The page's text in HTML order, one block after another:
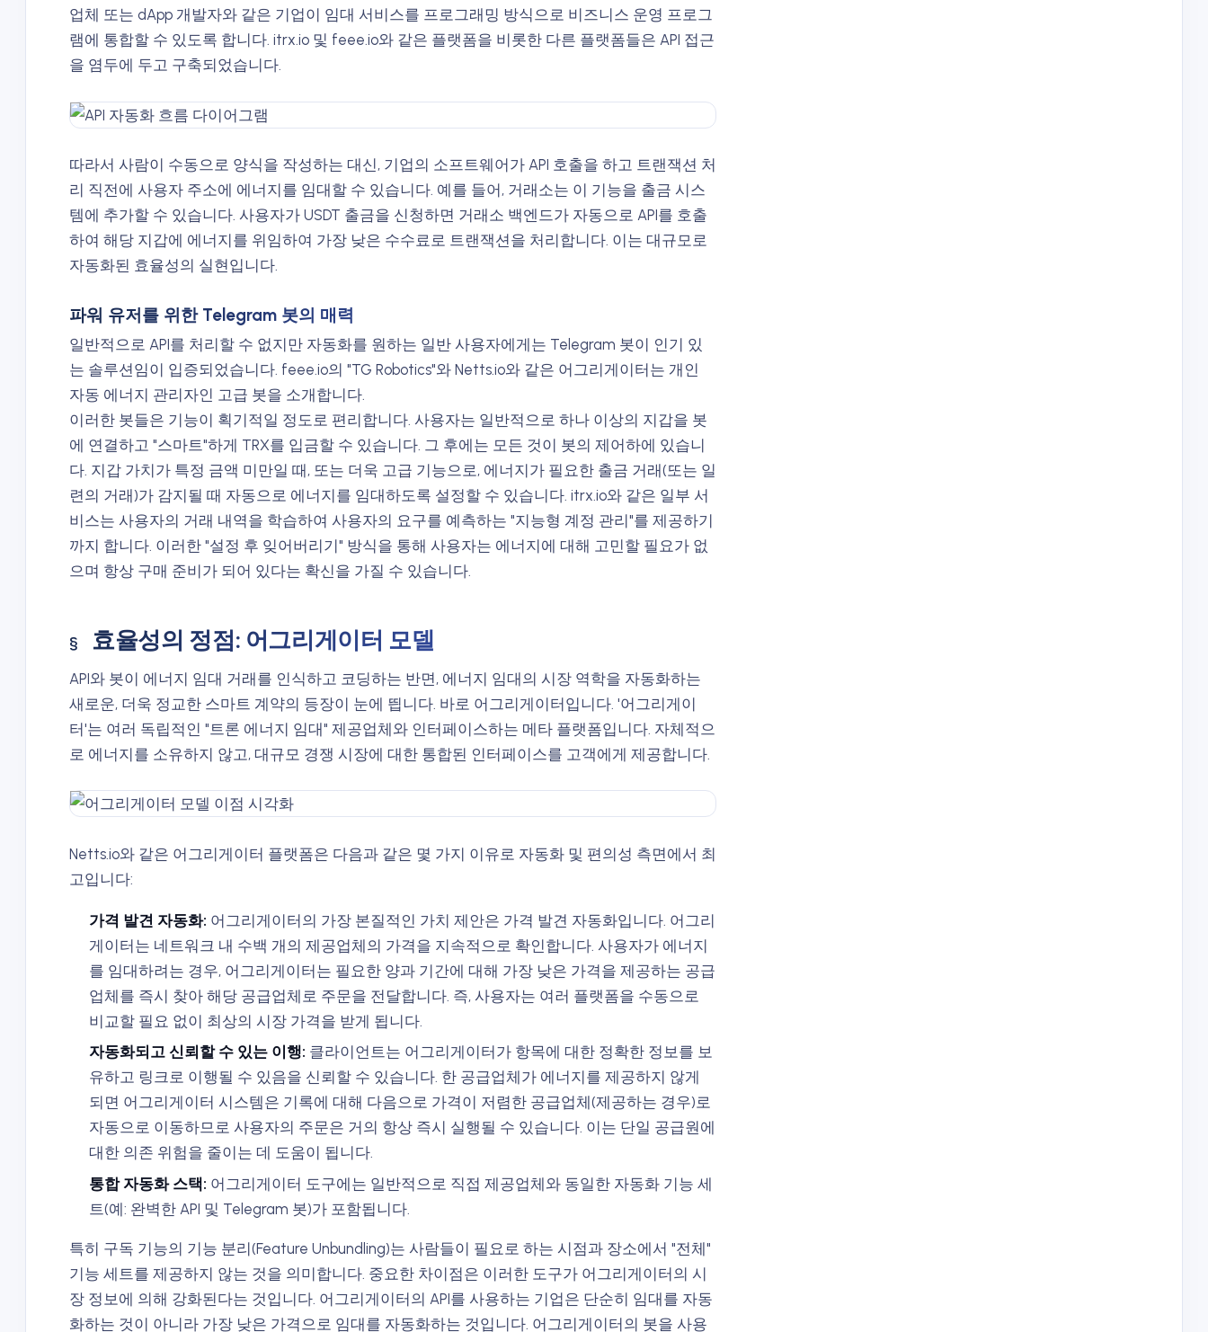
업체 또는 dApp 개발자와 같은 기업이 임대 서비스를 프로그래밍 방식으로 비즈니스 운영 프로그
램에 통합할 수 있도록 합니다. itrx.io 및 feee.io와 같은 플랫폼을 비롯한 다른 플랫폼들은 API 접근
을 염두에 두고 구축되었습니다.
따라서 사람이 수동으로 양식을 작성하는 대신, 기업의 소프트웨어가 API 호출을 하고 트랜잭션 처
리 직전에 사용자 주소에 에너지를 임대할 수 있습니다. 예를 들어, 거래소는 이 기능을 출금 시스
템에 추가할 수 있습니다. 사용자가 USDT 출금을 신청하면 거래소 백엔드가 자동으로 API를 호출
하여 해당 지갑에 에너지를 위임하여 가장 낮은 수수료로 트랜잭션을 처리합니다. 이는 대규모로
자동화된 효율성의 실현입니다.
파워 유저를 위한 Telegram 봇의 매력
일반적으로 API를 처리할 수 없지만 자동화를 원하는 일반 사용자에게는 Telegram 봇이 인기 있
는 솔루션임이 입증되었습니다. feee.io의 "TG Robotics"와 Netts.io와 같은 어그리게이터는 개인
자동 에너지 관리자인 고급 봇을 소개합니다.
이러한 봇들은 기능이 획기적일 정도로 편리합니다. 사용자는 일반적으로 하나 이상의 지갑을 봇
에 연결하고 "스마트"하게 TRX를 입금할 수 있습니다. 그 후에는 모든 것이 봇의 제어하에 있습니
다. 지갑 가치가 특정 금액 미만일 때, 또는 더욱 고급 기능으로, 에너지가 필요한 출금 거래(또는 일
련의 거래)가 감지될 때 자동으로 에너지를 임대하도록 설정할 수 있습니다. itrx.io와 같은 일부 서
비스는 사용자의 거래 내역을 학습하여 사용자의 요구를 예측하는 "지능형 계정 관리"를 제공하기
까지 합니다. 이러한 "설정 후 잊어버리기" 방식을 통해 사용자는 에너지에 대해 고민할 필요가 없
으며 항상 구매 준비가 되어 있다는 확신을 가질 수 있습니다.
효율성의 정점: 어그리게이터 모델
API와 봇이 에너지 임대 거래를 인식하고 코딩하는 반면, 에너지 임대의 시장 역학을 자동화하는
새로운, 더욱 정교한 스마트 계약의 등장이 눈에 띕니다. 바로 어그리게이터입니다. '어그리게이
터'는 여러 독립적인 "트론 에너지 임대" 제공업체와 인터페이스하는 메타 플랫폼입니다. 자체적으
로 에너지를 소유하지 않고, 대규모 경쟁 시장에 대한 통합된 인터페이스를 고객에게 제공합니다.
Netts.io와 같은 어그리게이터 플랫폼은 다음과 같은 몇 가지 이유로 자동화 및 편의성 측면에서 최
고입니다:
가격 발견 자동화: 어그리게이터의 가장 본질적인 가치 제안은 가격 발견 자동화입니다. 어그리
게이터는 네트워크 내 수백 개의 제공업체의 가격을 지속적으로 확인합니다. 사용자가 에너지
를 임대하려는 경우, 어그리게이터는 필요한 양과 기간에 대해 가장 낮은 가격을 제공하는 공급
업체를 즉시 찾아 해당 공급업체로 주문을 전달합니다. 즉, 사용자는 여러 플랫폼을 수동으로
비교할 필요 없이 최상의 시장 가격을 받게 됩니다.
자동화되고 신뢰할 수 있는 이행: 클라이언트는 어그리게이터가 항목에 대한 정확한 정보를 보
유하고 링크로 이행될 수 있음을 신뢰할 수 있습니다. 한 공급업체가 에너지를 제공하지 않게
되면 어그리게이터 시스템은 기록에 대해 다음으로 가격이 저렴한 공급업체(제공하는 경우)로
자동으로 이동하므로 사용자의 주문은 거의 항상 즉시 실행될 수 있습니다. 이는 단일 공급원에
대한 의존 위험을 줄이는 데 도움이 됩니다.
통합 자동화 스택: 어그리게이터 도구에는 일반적으로 직접 제공업체와 동일한 자동화 기능 세
트(예: 완벽한 API 및 Telegram 봇)가 포함됩니다.
특히 구독 기능의 기능 분리(Feature Unbundling)는 사람들이 필요로 하는 시점과 장소에서 "전체"
기능 세트를 제공하지 않는 것을 의미합니다. 중요한 차이점은 이러한 도구가 어그리게이터의 시
장 정보에 의해 강화된다는 것입니다. 어그리게이터의 API를 사용하는 기업은 단순히 임대를 자동
화하는 것이 아니라 가장 낮은 가격으로 임대를 자동화하는 것입니다. 어그리게이터의 봇을 사용